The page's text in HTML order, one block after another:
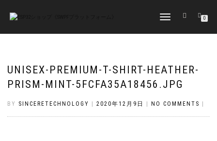
TOGGLE
0
UNISEX-PREMIUM-T-SHIRT-HEATHER-
PRISM-MINT-5FCFA35A18456.JPG
BY SINCERETECHNOLOGY 2020年12月9日 NO COMMENTS